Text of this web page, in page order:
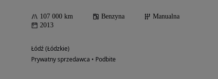
107 000 km Benzyna
Manualna
2013
Łódź (Łódzkie)
Prywatny sprzedawca • Podbite